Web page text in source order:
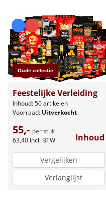
Oude collectie
Feestelijke Verleiding
Inhoud: 50 artikelen
Voorraad: Uitverkocht
55,- per stuk
63,40 incl. BTW Inhoud
Vergelijken
Verlanglijst